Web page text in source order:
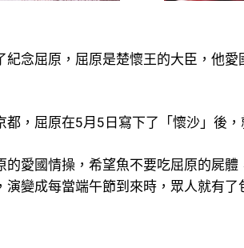
紀念屈原，屈原是楚懷王的大臣，他
，屈原在5月5日寫下了「懷沙」後，
的愛國情操，希望魚不要吃屈原的屍體
變成每當端午節到來時，眾人就有了